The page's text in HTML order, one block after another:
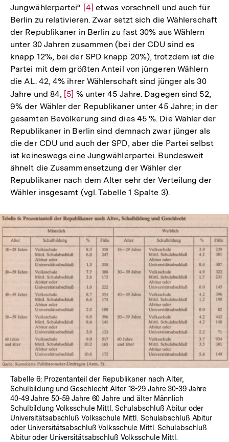
Jungwählerpartei“ Zur
Auflösung
der
Fußnote
[4] etwas vorschnell und auch für
Berlin zu relativieren. Zwar setzt sich die Wählerschaft
der Republikaner in Berlin zu fast 30% aus Wählern
unter 30 Jahren zusammen (bei der CDU sind es
knapp 12%, bei der SPD knapp 20%), trotzdem ist die
Partei mit dem größten Anteil von jüngeren Wählern
die AL. 42, 4% ihrer Wählerschaft sind jünger als 30
Jahre und 84, Zur
Auflösung
der
Fußnote
[5] % unter 45 Jahre. Dagegen sind 52,
9% der Wähler der Republikaner unter 45 Jahre; in der
gesamten Bevölkerung sind dies 45 %. Die Wähler der
Republikaner in Berlin sind demnach zwar jünger als
die der CDU und auch der SPD, aber die Partei selbst
ist keineswegs eine Jungwählerpartei. Bundesweit
ähnelt die Zusammensetzung der Wähler der
Republikaner nach dem Alter sehr der Verteilung der
Wähler insgesamt (vgl. Tabelle 1 Spalte 3).
In
öffnen
Tabelle 6: Prozentanteil der Republikaner nach Alter,
Schulbildung und Geschlecht Alter 18-29 Jahre 30-39 Jahre
40-49 Jahre 50-59 Jahre 60 Jahre und älter Männlich
Schulbildung Volksschule Mittl. Schulabschluß Abitur oder
Universitätsabschluß Volksschule Mittl. Schulabschluß Abitur
oder Universitätsabschluß Volksschule Mittl. Schulabschluß
Abitur oder Universitätsabschluß Volksschule Mittl.